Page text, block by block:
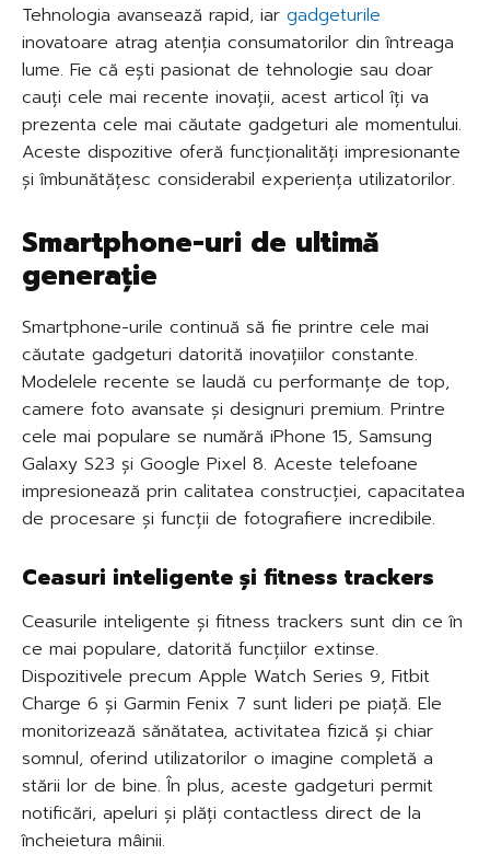
Tehnologia avansează rapid, iar gadgeturile
inovatoare atrag atenția consumatorilor din întreaga
lume. Fie că ești pasionat de tehnologie sau doar
cauți cele mai recente inovații, acest articol îți va
prezenta cele mai căutate gadgeturi ale momentului.
Aceste dispozitive oferă funcționalități impresionante
și îmbunătățesc considerabil experiența utilizatorilor.
Smartphone-uri de ultimă
generație
Smartphone-urile continuă să fie printre cele mai
căutate gadgeturi datorită inovațiilor constante.
Modelele recente se laudă cu performanțe de top,
camere foto avansate și designuri premium. Printre
cele mai populare se numără iPhone 15, Samsung
Galaxy S23 și Google Pixel 8. Aceste telefoane
impresionează prin calitatea construcției, capacitatea
de procesare și funcții de fotografiere incredibile.
Ceasuri inteligente și fitness trackers
Ceasurile inteligente și fitness trackers sunt din ce în
ce mai populare, datorită funcțiilor extinse.
Dispozitivele precum Apple Watch Series 9, Fitbit
Charge 6 și Garmin Fenix 7 sunt lideri pe piață. Ele
monitorizează sănătatea, activitatea fizică și chiar
somnul, oferind utilizatorilor o imagine completă a
stării lor de bine. În plus, aceste gadgeturi permit
notificări, apeluri și plăți contactless direct de la
încheietura mâinii.